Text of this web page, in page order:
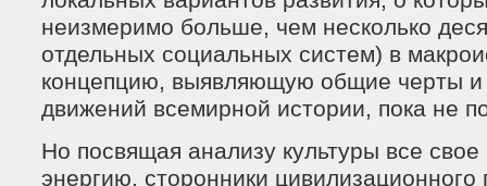
неизмеримо больше, чем несколько
отдельных социальных систем) в
концепцию, выявляющую общие черты и
движений всемирной истории, пока не
Но посвящая анализу культуры все
энергию, сторонники цивилизационного